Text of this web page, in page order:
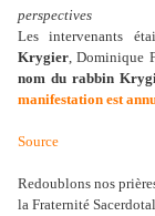
perspectives
Les intervenants
Krygier, Dominique
nom du rabbin
manifestation est
Source
Redoublons nos
la Fraternité